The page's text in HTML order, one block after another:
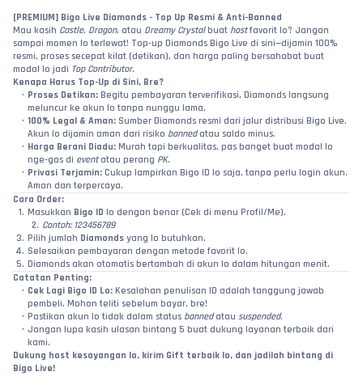
[PREMIUM] Bigo Live Diamonds - Top Up Resmi & Anti-Banned
Mau kasih Castle, Dragon, atau Dreamy Crystal buat host favorit lo? Jangan
sampai momen lo terlewat! Top-up Diamonds Bigo Live di sini—dijamin 100%
resmi, proses secepat kilat (detikan), dan harga paling bersahabat buat
modal lo jadi Top Contributor.
Kenapa Harus Top-Up di Sini, Bre?
Proses Detikan: Begitu pembayaran terverifikasi, Diamonds langsung
meluncur ke akun lo tanpa nunggu lama.
100% Legal & Aman: Sumber Diamonds resmi dari jalur distribusi Bigo Live.
Akun lo dijamin aman dari risiko banned atau saldo minus.
Harga Berani Diadu: Murah tapi berkualitas, pas banget buat modal lo
nge-gas di event atau perang PK.
Privasi Terjamin: Cukup lampirkan Bigo ID lo saja, tanpa perlu login akun.
Aman dan terpercaya.
Cara Order:
Masukkan Bigo ID lo dengan benar (Cek di menu Profil/Me).
Contoh: 123456789
Pilih jumlah Diamonds yang lo butuhkan.
Selesaikan pembayaran dengan metode favorit lo.
Diamonds akan otomatis bertambah di akun lo dalam hitungan menit.
Catatan Penting:
Cek Lagi Bigo ID Lo: Kesalahan penulisan ID adalah tanggung jawab
pembeli. Mohon teliti sebelum bayar, bre!
Pastikan akun lo tidak dalam status banned atau suspended.
Jangan lupa kasih ulasan bintang 5 buat dukung layanan terbaik dari
kami.
Dukung host kesayangan lo, kirim Gift terbaik lo, dan jadilah bintang di
Bigo Live!